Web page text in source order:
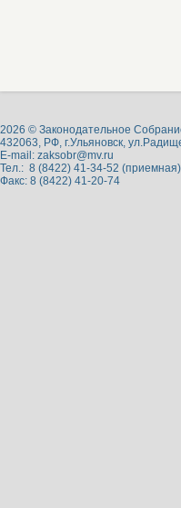
2026 © Законодательное
432063, РФ, г.Ульяновск,
E-mail: zaksobr@mv.ru
Тел.: 8 (8422) 41-34-52 (приемная)
Факс: 8 (8422) 41-20-74